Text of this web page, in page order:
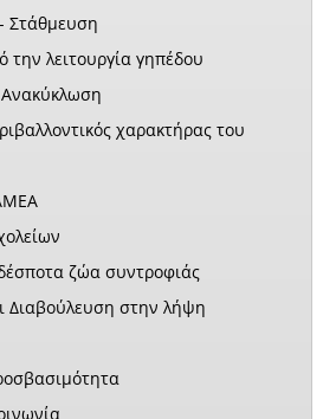
Στάθμευση
την λειτουργία γηπέδου
χαρακτήρας του
ζώα συντροφιάς
Διαβούλευση στην λήψη